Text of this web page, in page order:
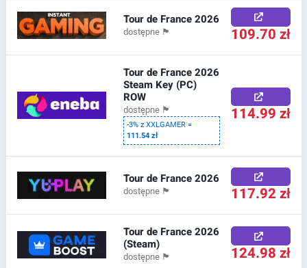
Tour de France 2026
dostępne 🏴 109.70 zł
Tour de France 2026
Steam Key (PC)
ROW
dostępne 🏴
-3% z XXLGAMER =
111.54 zł
114.99 zł
Tour de France 2026
dostępne 🏴 117.92 zł
Tour de France 2026
(Steam)
dostępne 🏴 124.98 zł